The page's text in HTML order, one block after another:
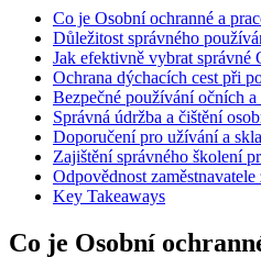
Co je Osobní ochranné a
Důležitost správného
Jak efektivně vybrat správné
Ochrana dýchacích cest při
Bezpečné používání očních
Správná údržba a čištění
Doporučení pro užívání a
Zajištění správného školení
Odpovědnost
Key Takeaways
Co je Osobní